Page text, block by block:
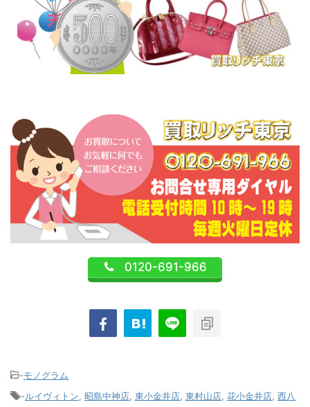
0120-691-966
-モノグラム
-ルイヴィトン 昭島中神店 東小金井店 東村山店 花小金井店 西八